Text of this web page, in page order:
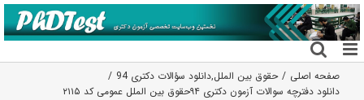
رفتن
به
محتوا
صفحه اصلی حقوق بین الملل,دانلود سؤالات دکتری 94
دانلود دفترچه سوالات آزمون دکتری ۹۴حقوق بین الملل عمومی کد ۲۱۱۵